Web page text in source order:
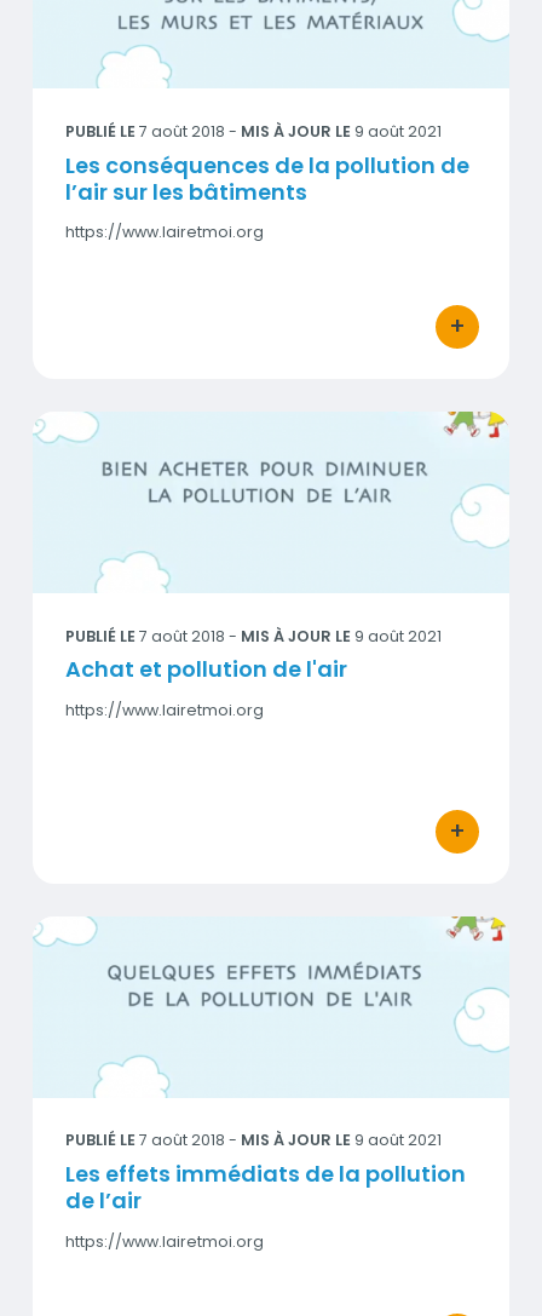
Visuel
PUBLIÉ LE 7 août 2018 - MIS À JOUR LE 9 août 2021
Les conséquences de la pollution de
l’air sur les bâtiments
https://www.lairetmoi.org
+
bouton
Achat et pollution de l'air
PUBLIÉ LE 7 août 2018 - MIS À JOUR LE 9 août 2021
Achat et pollution de l'air
https://www.lairetmoi.org
+
bouton
Les effets immédiats de la pollution de l’air
PUBLIÉ LE 7 août 2018 - MIS À JOUR LE 9 août 2021
Les effets immédiats de la pollution
de l’air
https://www.lairetmoi.org